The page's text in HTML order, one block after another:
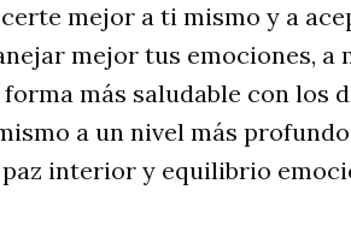
mejor a ti mismo y a
mejor tus emociones, a
más saludable con los
a un nivel más
interior y equilibrio